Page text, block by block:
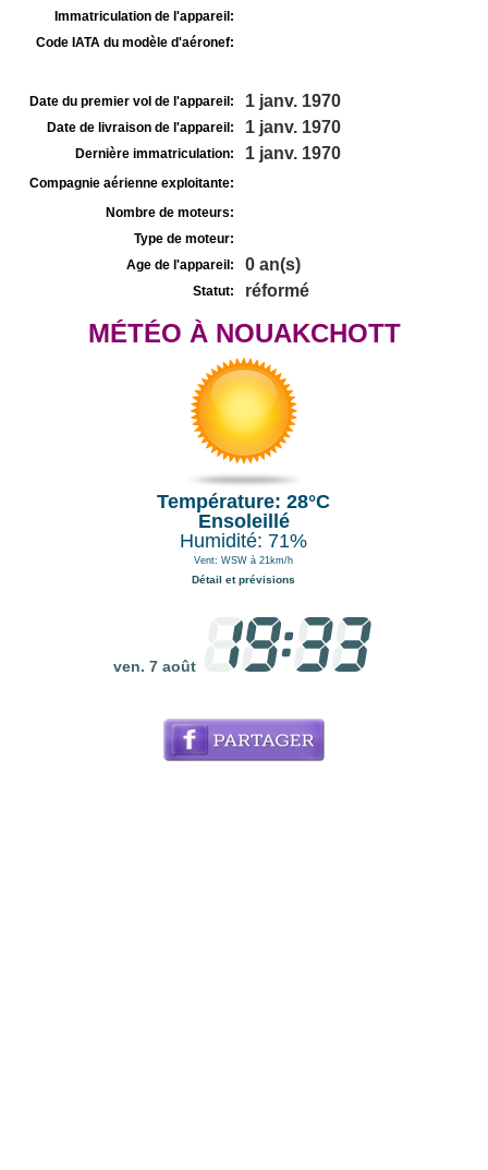
Immatriculation de l'appareil:
Code IATA du modèle d'aéronef:
Date du premier vol de l'appareil: 1 janv. 1970
Date de livraison de l'appareil: 1 janv. 1970
Dernière immatriculation: 1 janv. 1970
Compagnie aérienne exploitante:
Nombre de moteurs:
Type de moteur:
Age de l'appareil:
0 an(s)
Statut: réformé
MÉTÉO À NOUAKCHOTT
Température: 28°C
Ensoleillé
Humidité: 71%
Vent: WSW à 21km/h
Détail et prévisions
ven. 7 août